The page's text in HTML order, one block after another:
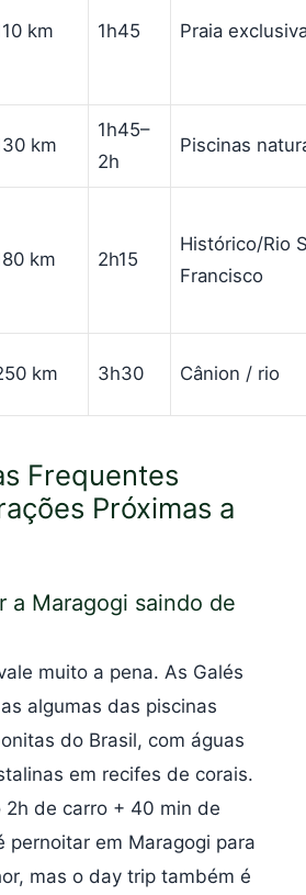
km 1h45 Praia
km
1h45–
2h
Piscinas
km 2h15
Histórico/Rio
Francisco
km 3h30 Cânion / rio
Frequentes
Próximas a
a Maragogi saindo de
muito a pena. As Galés
algumas das piscinas
do Brasil, com águas
em recifes de corais.
2h de carro + 40 min de
pernoitar em Maragogi para
mas o day trip também é